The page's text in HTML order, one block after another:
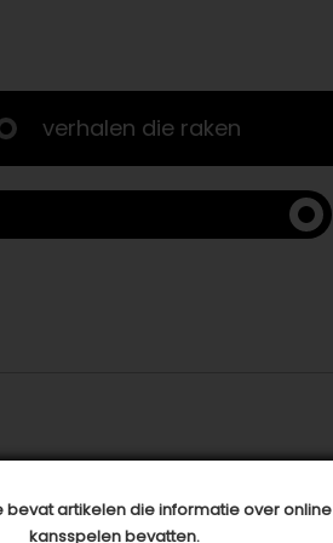
bevat artikelen die informatie over online
kansspelen bevatten.
verhalen die raken